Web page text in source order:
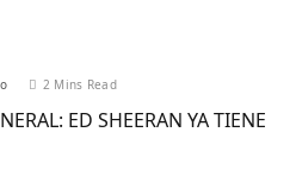
2 Mins Read
ED SHEERAN YA TIENE